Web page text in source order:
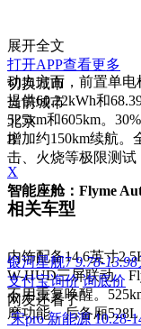
动力方面，前置单电
提供60.22kWh和
525km和605km。
增加约150km续航。
击、火烧等极限测试
智能座舱：Flyme
内饰配备14.6英寸
W-HUD三屏联动。
不用重复唤醒。
摩功能，后备厢
展开全文
打开APP查看更多
切换城市
当前城市
北京
B
X
相关车型
银河星舰7 9.78-
支付宝询价 询底价
网友还看了
宋pro 新能源 10.28-